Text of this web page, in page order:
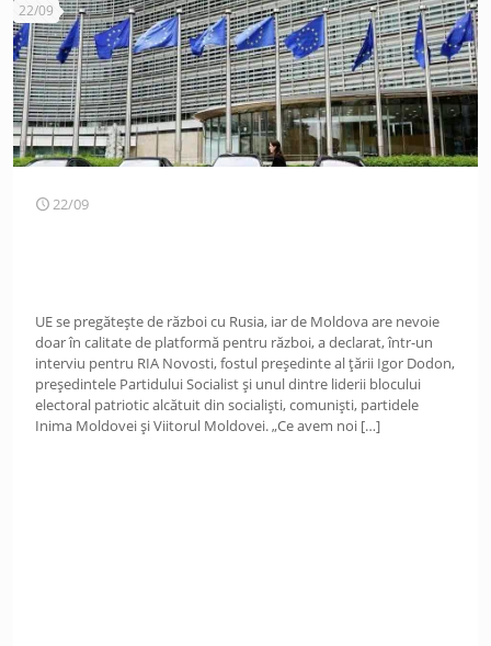
22/09
22/09
UE se pregătește de război cu Rusia, iar de Moldova are nevoie
doar în calitate de platformă pentru război, a declarat, într-un
interviu pentru RIA Novosti, fostul președinte al țării Igor Dodon,
președintele Partidului Socialist și unul dintre liderii blocului
electoral patriotic alcătuit din socialiști, comuniști, partidele
Inima Moldovei și Viitorul Moldovei. „Ce avem noi […]